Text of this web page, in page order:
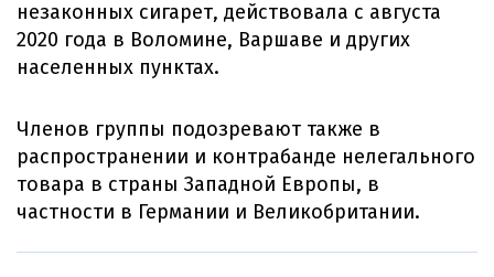
незаконных сигарет, действовала с августа
2020 года в Воломине, Варшаве и других
населенных пунктах.
Членов группы подозревают также в
распространении и контрабанде нелегального
товара в страны Западной Европы, в
частности в Германии и Великобритании.